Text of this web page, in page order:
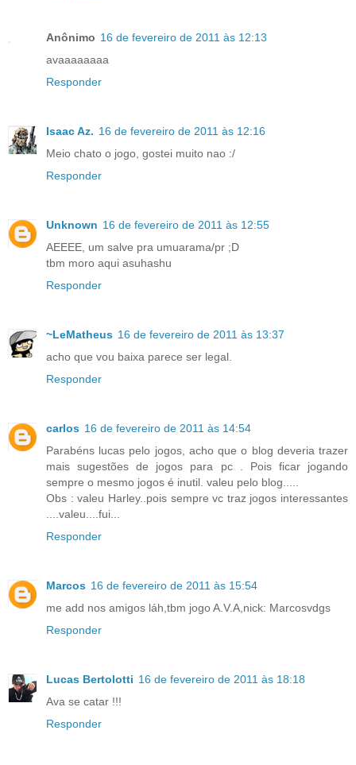
Anônimo 16 de fevereiro de 2011 às 12:13
avaaaaaaaa
Responder
Isaac Az. 16 de fevereiro de 2011 às 12:16
Meio chato o jogo, gostei muito nao :/
Responder
Unknown 16 de fevereiro de 2011 às 12:55
AEEEE, um salve pra umuarama/pr ;D
tbm moro aqui asuhashu
Responder
~LeMatheus 16 de fevereiro de 2011 às 13:37
acho que vou baixa parece ser legal.
Responder
carlos 16 de fevereiro de 2011 às 14:54
Parabéns lucas pelo jogos, acho que o blog deveria trazer
mais sugestões de jogos para pc . Pois ficar jogando
sempre o mesmo jogos é inutil. valeu pelo blog.....
Obs : valeu Harley..pois sempre vc traz jogos interessantes
....valeu....fui...
Responder
Marcos 16 de fevereiro de 2011 às 15:54
me add nos amigos láh,tbm jogo A.V.A,nick: Marcosvdgs
Responder
Lucas Bertolotti 16 de fevereiro de 2011 às 18:18
Ava se catar !!!
Responder